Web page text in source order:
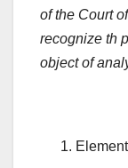
of the Court
recognize th
object of